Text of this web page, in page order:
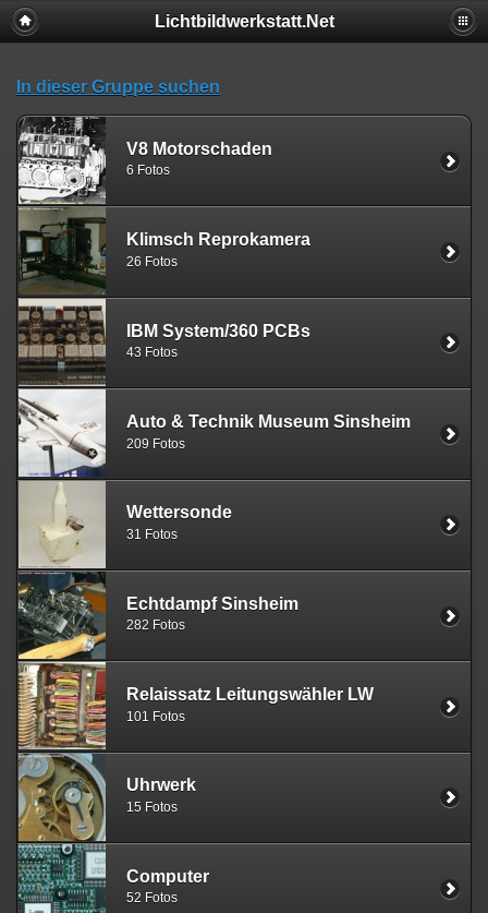
Lichtbildwerkstatt.Net
In dieser Gruppe suchen
V8 Motorschaden
6 Fotos
Klimsch Reprokamera
26 Fotos
IBM System/360 PCBs
43 Fotos
Auto & Technik Museum Sinsheim
209 Fotos
Wettersonde
31 Fotos
Echtdampf Sinsheim
282 Fotos
Relaissatz Leitungswähler LW
101 Fotos
Uhrwerk
15 Fotos
Computer
52 Fotos